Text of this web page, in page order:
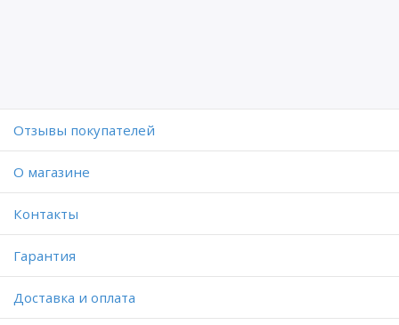
Отзывы покупателей
O магазине
Контакты
Гарантия
Доставка и оплата